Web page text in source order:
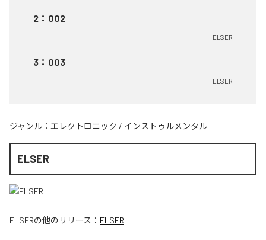
2 ： 002
ELSER
3 ： 003
ELSER
ジャンル： エレクトロニック / インストゥルメンタル
ELSER
ELSERの他のリリース： ELSER